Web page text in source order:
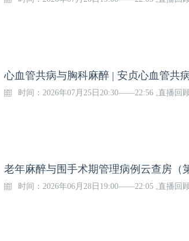
心血管共病与胸科麻醉 | 安贞心血管共
时间：2026年07月25日20:30——22:56 ,直播回
老年麻醉与围手术期管理病例云查房（
时间：2026年06月28日19:00——22:05 ,直播回